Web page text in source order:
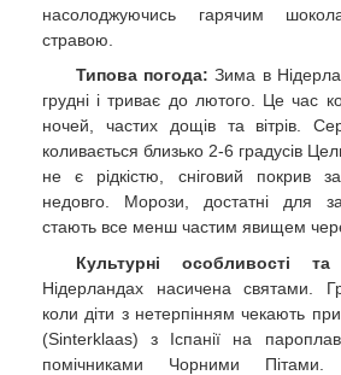
насолоджуючись гарячим
стравою.
Типова погода: Зима в
грудні і триває до лютого. Це час
ночей, частих дощів та вітрів.
коливається близько 2-6 градусів
не є рідкістю, сніговий покрив
недовго. Морози, достатні для
стають все менш частим явищем
Культурні особливості та
Нідерландах насичена святами.
коли діти з нетерпінням чекають
(Sinterklaas) з Іспанії на
помічниками Чорними